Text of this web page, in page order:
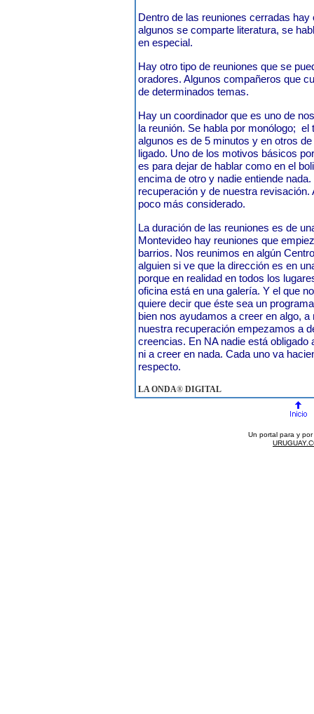
Dentro de las reuniones cerradas
algunos se comparte literatura, se
en especial.
Hay otro tipo de reuniones que se
oradores. Algunos compañeros que
de determinados temas.
Hay un coordinador que es uno de
la reunión. Se habla por monólogo;
algunos es de 5 minutos y en otros
ligado. Uno de los motivos básicos
es para dejar de hablar como en el
encima de otro y nadie entiende
recuperación y de nuestra
poco más considerado.
La duración de las reuniones es de
Montevideo hay reuniones que
barrios. Nos reunimos en algún
alguien si ve que la dirección es en
porque en realidad en todos los
oficina está en una galería. Y el que
quiere decir que éste sea un
bien nos ayudamos a creer en algo,
nuestra recuperación empezamos a
creencias. En NA nadie está obligado
ni a creer en nada. Cada uno va
respecto.
LA ONDA® DIGITAL
Un portal para y